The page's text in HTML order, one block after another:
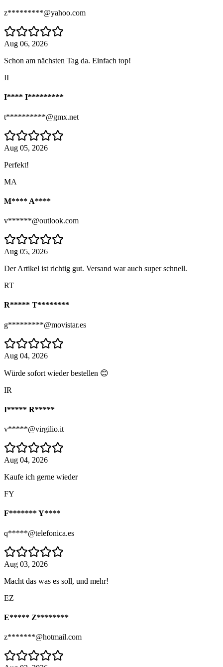
z*********@yahoo.com
Aug 06, 2026
Schon am nächsten Tag da. Einfach top!
II
I**** I*********
t**********@gmx.net
Aug 05, 2026
Perfekt!
MA
M**** A****
v******@outlook.com
Aug 05, 2026
Der Artikel ist richtig gut. Versand war auch super schnell.
RT
R***** T********
g*********@movistar.es
Aug 04, 2026
Würde sofort wieder bestellen 😊
IR
I***** R*****
v*****@virgilio.it
Aug 04, 2026
Kaufe ich gerne wieder
FY
F******* Y****
q*****@telefonica.es
Aug 03, 2026
Macht das was es soll, und mehr!
EZ
E***** Z********
z*******@hotmail.com